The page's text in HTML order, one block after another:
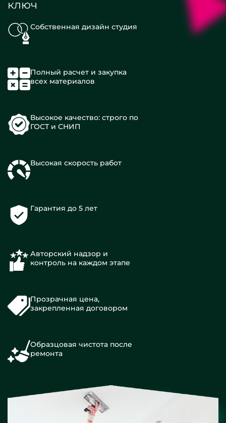
ключ
Собственная дизайн студия
Полный расчет и закупка
всех материалов
Высокое качество: строго по
ГОСТ и СНИП
Высокая скорость работ
Гарантия до 5 лет
Авторский надзор и
контроль на каждом этапе
Прозрачная цена,
закрепленная договором
Образцовая чистота после
ремонта